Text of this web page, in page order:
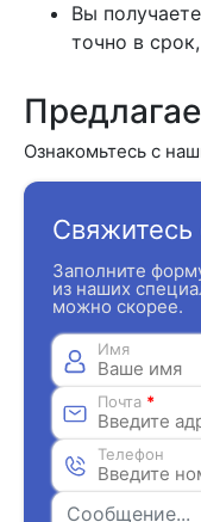
Вы
точно в
Ознакомьтесь с
Свяжитесь
Заполните
из наших
можно скорее.
Имя
Почта *
Телефон